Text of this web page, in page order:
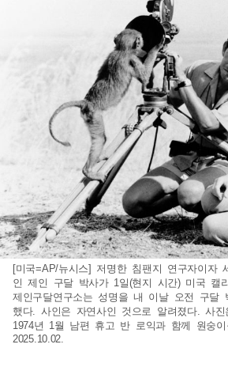
[미국=AP/뉴시스] 저명한 침팬지 연구자이자
인 제인 구달 박사가 1일(현지 시간) 미국 캘
제인구달연구소는 성명을 내 이날 오전 구달
했다. 사인은 자연사인 것으로 알려졌다. 사
1974년 1월 남편 휴고 반 로익과 함께 원숭이
2025.10.02.